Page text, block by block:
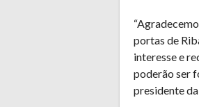
portas de
interesse e
poderão ser
presidente